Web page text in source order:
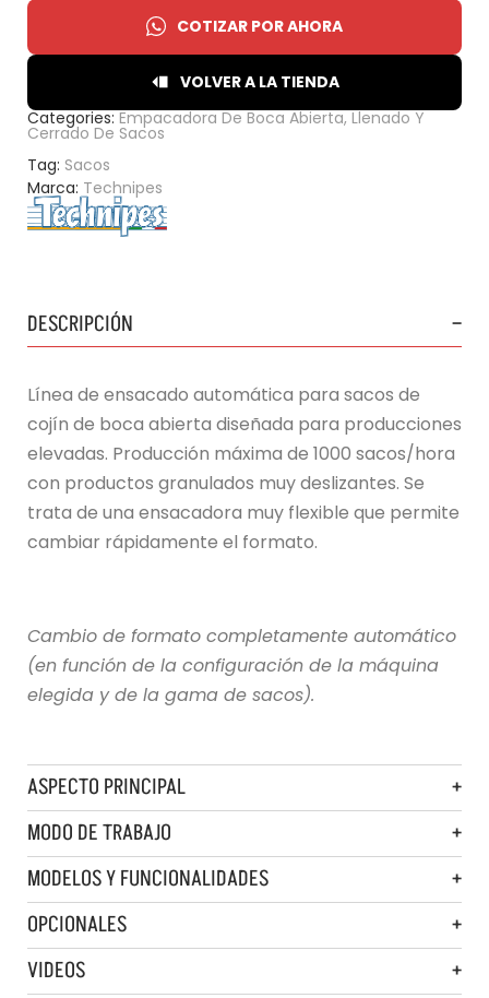
COTIZAR POR AHORA
VOLVER A LA TIENDA
Categories: Empacadora De Boca Abierta,Llenado Y
Cerrado De Sacos
Tag: Sacos
Marca: Technipes
DESCRIPCIÓN
Línea de ensacado automática para sacos de
cojín de boca abierta diseñada para producciones
elevadas. Producción máxima de 1000 sacos/hora
con productos granulados muy deslizantes. Se
trata de una ensacadora muy flexible que permite
cambiar rápidamente el formato.
Cambio de formato completamente automático
(en función de la configuración de la máquina
elegida y de la gama de sacos).
ASPECTO PRINCIPAL
MODO DE TRABAJO
MODELOS Y FUNCIONALIDADES
OPCIONALES
VIDEOS